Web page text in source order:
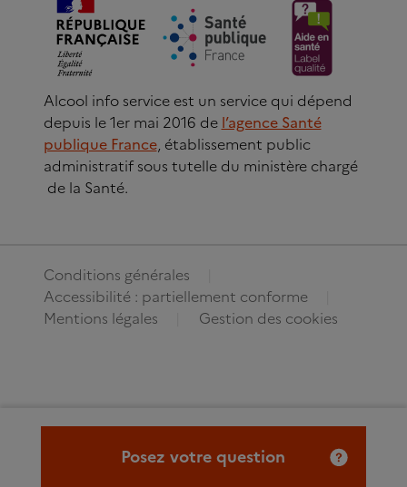
Posez votre question
Alcool info service est un service qui dépend
depuis le 1er mai 2016 de l’agence Santé
publique France, établissement public
administratif sous tutelle du ministère chargé
de la Santé.
Conditions générales
Accessibilité : partiellement conforme
Mentions légales
Gestion des cookies